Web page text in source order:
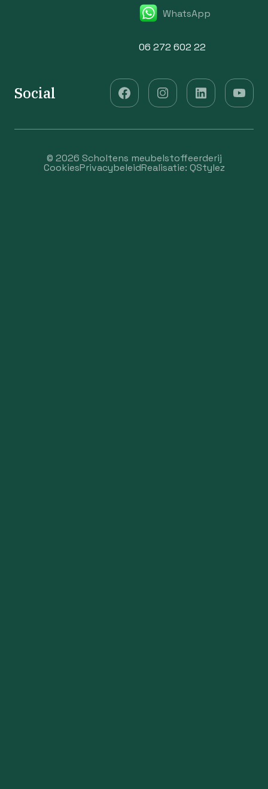
WhatsApp
06 272 602 22
Social
© 2026 Scholtens meubelstoffeerderij
CookiesPrivacybeleidRealisatie: QStylez